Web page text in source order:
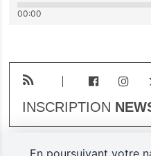
00:00
INSCRIPTION
En poursuivant votre